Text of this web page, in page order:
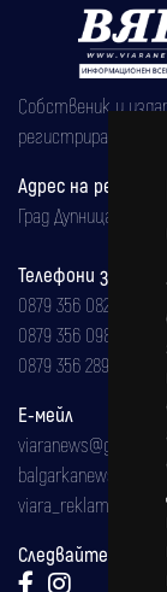
Собственик и
регистрирана на
Адрес на
Град Дупница,
Телефони за
0879 356 082
0879 356 098
0879 356 289
Е-мейл
Следвайте ни: